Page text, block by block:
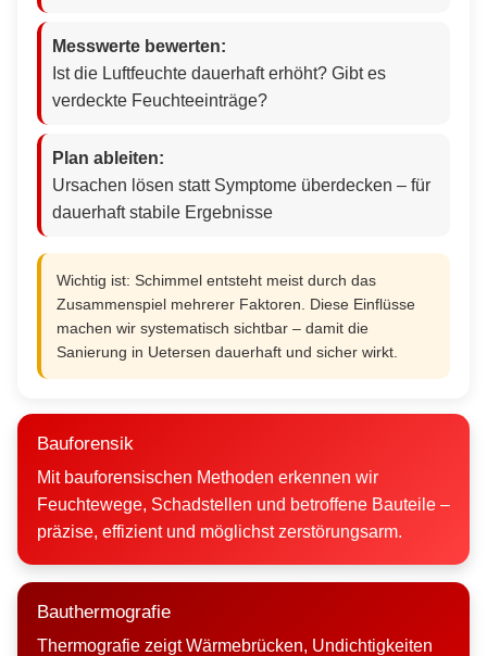
Messwerte bewerten:
Ist die Luftfeuchte dauerhaft erhöht? Gibt es
verdeckte Feuchteeinträge?
Plan ableiten:
Ursachen lösen statt Symptome überdecken – für
dauerhaft stabile Ergebnisse
Wichtig ist: Schimmel entsteht meist durch das
Zusammenspiel mehrerer Faktoren. Diese Einflüsse
machen wir systematisch sichtbar – damit die
Sanierung in Uetersen dauerhaft und sicher wirkt.
Bauforensik
Mit bauforensischen Methoden erkennen wir
Feuchtewege, Schadstellen und betroffene Bauteile –
präzise, effizient und möglichst zerstörungsarm.
Bauthermografie
Thermografie zeigt Wärmebrücken, Undichtigkeiten